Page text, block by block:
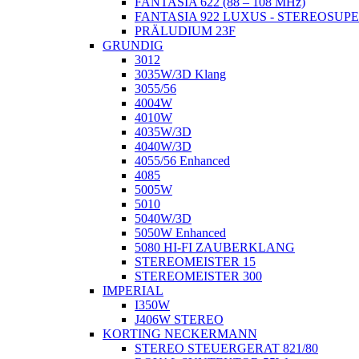
FANTASIA 922 LUXUS -
PRÄLUDIUM 23F
GRUNDIG
3012
3035W/3D Klang
3055/56
4004W
4010W
4035W/3D
4040W/3D
4055/56 Enhanced
4085
5005W
5010
5040W/3D
5050W Enhanced
5080 HI-FI ZAUBERKLANG
STEREOMEISTER 15
STEREOMEISTER 300
IMPERIAL
I350W
J406W STEREO
KORTING NECKERMANN
STEREO STEUERGERAT 821/80